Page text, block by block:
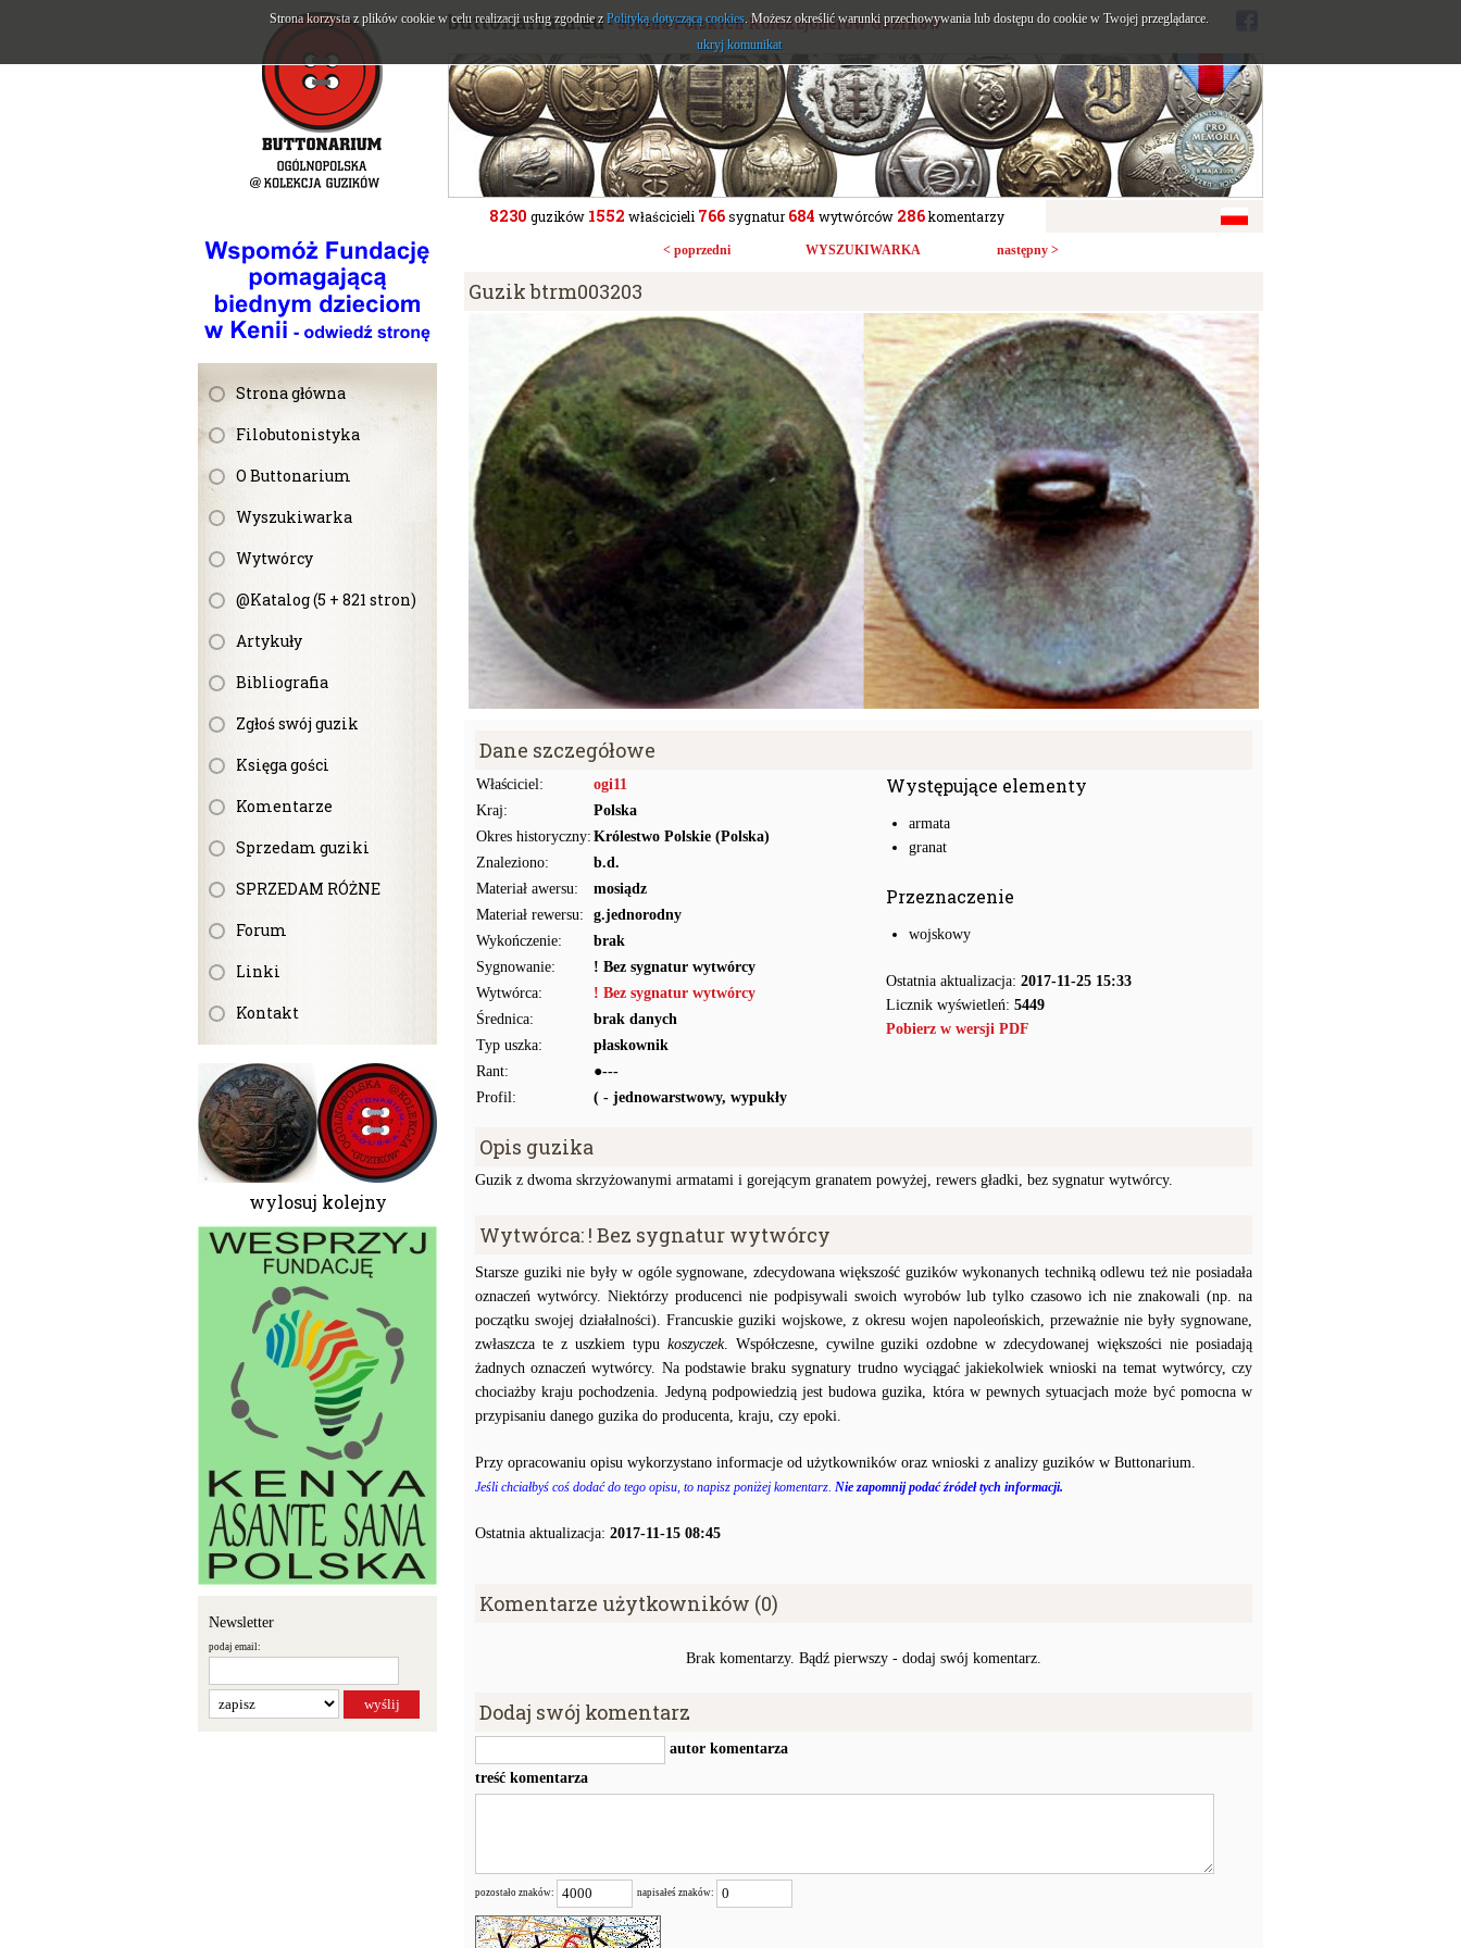
Strona główna
Filobutonistyka
O Buttonarium
Wyszukiwarka
Wytwórcy
@Katalog (5 + 821 stron)
Artykuły
Bibliografia
Zgłoś swój guzik
Księga gości
Komentarze
Sprzedam guziki
SPRZEDAM RÓŻNE
Forum
Linki
Kontakt
wylosuj kolejny
Newsletter
podaj email:
buttonarium.eu- Strona Polskich Kolekcjonerów Guzików
8230 guzików 1552 właścicieli 766sygnatur684 wytwórców 286komentarzy
< poprzedni WYSZUKIWARKA następny >
Guzik btrm003203
Dane szczegółowe
Właściciel:
ogi11
Kraj:
Polska
Okres historyczny: Królestwo Polskie (Polska)
Znaleziono:
b.d.
Materiał awersu:
mosiądz
Materiał rewersu:
g.jednorodny
Wykończenie:
brak
Sygnowanie:
! Bez sygnatur wytwórcy
Wytwórca:
! Bez sygnatur wytwórcy
Średnica:
brak danych
Typ uszka:
płaskownik
Rant:
●---
Profil:
( - jednowarstwowy, wypukły
Występujące elementy
armata
granat
Przeznaczenie
wojskowy
Ostatnia aktualizacja: 2017-11-25 15:33
Licznik wyświetleń: 5449
Pobierz w wersji PDF
Opis guzika
Guzik z dwoma skrzyżowanymi armatami i gorejącym granatem powyżej, rewers gładki, bez sygnatur wytwórcy.
Wytwórca: ! Bez sygnatur wytwórcy
Starsze guziki nie były w ogóle sygnowane, zdecydowana większość guzików wykonanych techniką odlewu też nie posiadała
oznaczeń wytwórcy. Niektórzy producenci nie podpisywali swoich wyrobów lub tylko czasowo ich nie znakowali (np. na
początku swojej działalności). Francuskie guziki wojskowe, z okresu wojen napoleońskich, przeważnie nie były sygnowane,
zwłaszcza te z uszkiem typu koszyczek. Współczesne, cywilne guziki ozdobne w zdecydowanej większości nie posiadają
żadnych oznaczeń wytwórcy. Na podstawie braku sygnatury trudno wyciągać jakiekolwiek wnioski na temat wytwórcy, czy
chociażby kraju pochodzenia. Jedyną podpowiedzią jest budowa guzika, która w pewnych sytuacjach może być pomocna w
przypisaniu danego guzika do producenta, kraju, czy epoki.
Przy opracowaniu opisu wykorzystano informacje od użytkowników oraz wnioski z analizy guzików w Buttonarium.
Jeśli chciałbyś coś dodać do tego opisu, to napisz poniżej komentarz. Nie zapomnij podać źródeł tych informacji.
Ostatnia aktualizacja: 2017-11-15 08:45
Komentarze użytkowników (0)
Brak komentarzy. Bądź pierwszy - dodaj swój komentarz.
Dodaj swój komentarz
autor komentarza
treść komentarza
pozostało znaków: napisałeś znaków:
Strona korzysta z plików cookie w celu realizacji usług zgodnie z Polityką dotyczącą cookies. Możesz określić warunki przechowywania lub dostępu do cookie w Twojej przeglądarce.
ukryj komunikat